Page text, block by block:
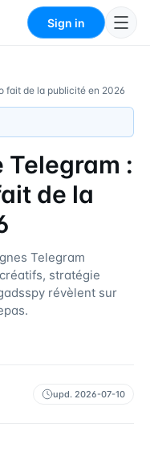
Sign in
fait de la publicité en 2026
:
de la
Telegram
stratégie
révèlent sur
upd. 2026-07-10